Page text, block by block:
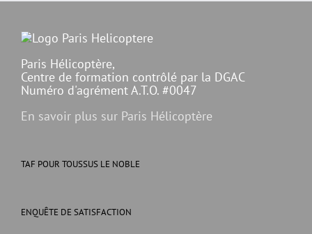
Paris Hélicoptère,
Centre de formation contrôlé par la DGAC
Numéro d'agrément A.T.O. #0047
En savoir plus sur Paris Hélicoptère
TAF POUR TOUSSUS LE NOBLE
ENQUÊTE DE SATISFACTION